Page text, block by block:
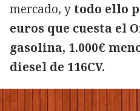
mercado, y todo ello
euros que cuesta el
gasolina, 1.000€
diesel de 116CV.